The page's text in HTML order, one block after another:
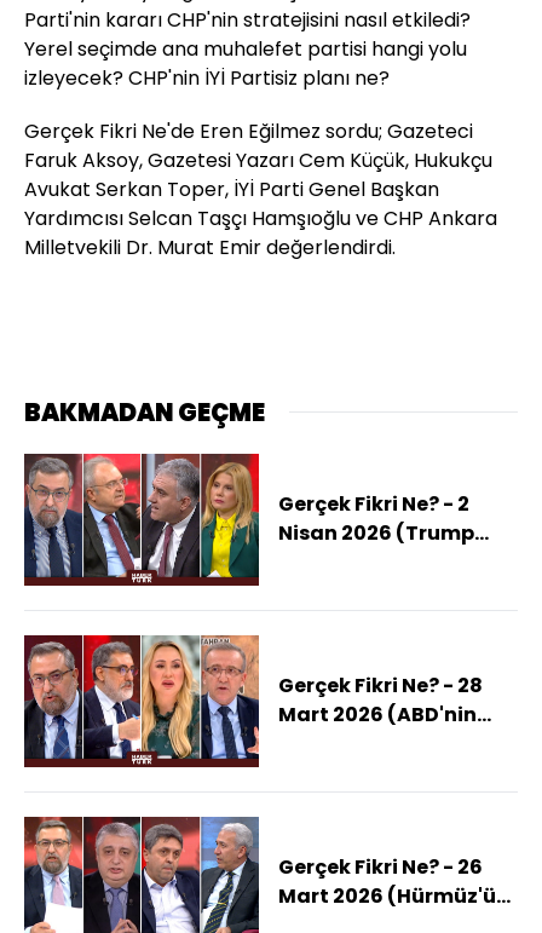
Parti'nin kararı CHP'nin stratejisini nasıl etkiledi?
Yerel seçimde ana muhalefet partisi hangi yolu
izleyecek? CHP'nin İYİ Partisiz planı ne?
Gerçek Fikri Ne'de Eren Eğilmez sordu; Gazeteci
Faruk Aksoy, Gazetesi Yazarı Cem Küçük, Hukukçu
Avukat Serkan Toper, İYİ Parti Genel Başkan
Yardımcısı Selcan Taşçı Hamşıoğlu ve CHP Ankara
Milletvekili Dr. Murat Emir değerlendirdi.
BAKMADAN GEÇME
Gerçek Fikri Ne? - 2
Nisan 2026 (Trump
Gerçek Fikri Ne? - 28
Mart 2026 (ABD'nin
Gerçek Fikri Ne? - 26
Mart 2026 (Hürmüz'ün